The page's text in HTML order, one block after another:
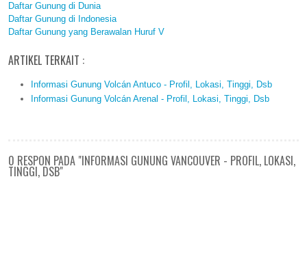
Daftar Gunung di Dunia
Daftar Gunung di Indonesia
Daftar Gunung yang Berawalan Huruf V
ARTIKEL TERKAIT :
Informasi Gunung Volcán Antuco - Profil, Lokasi, Tinggi, Dsb
Informasi Gunung Volcán Arenal - Profil, Lokasi, Tinggi, Dsb
0 RESPON PADA "INFORMASI GUNUNG VANCOUVER - PROFIL, LOKASI,
TINGGI, DSB"